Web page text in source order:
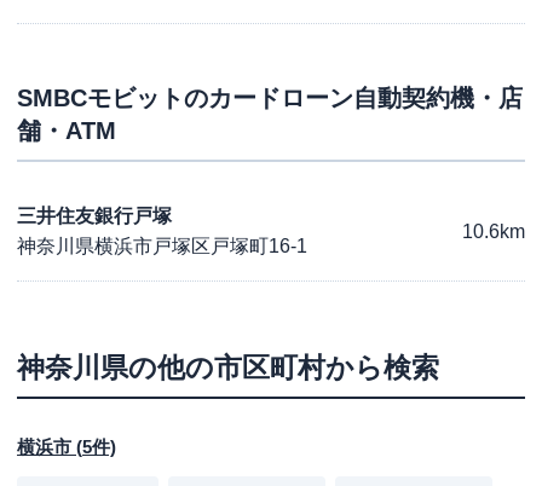
SMBCモビットのカードローン自動契約機・店
舗・ATM
三井住友銀行戸塚
神奈川県横浜市戸塚区戸塚町16-1
10.6km
神奈川県の他の市区町村から検索
横浜市 (5件)